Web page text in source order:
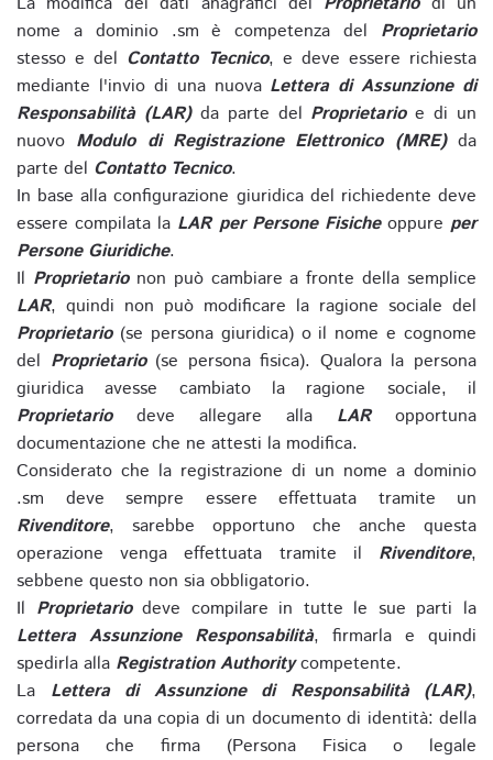
nome a dominio .sm è competenza del Proprietario
stesso e del Contatto Tecnico, e deve essere richiesta
mediante l'invio di una nuova Lettera di Assunzione di
Responsabilità (LAR)da parte del Proprietarioe di un
nuovo Modulo di Registrazione Elettronico (MRE)da
parte del Contatto Tecnico.
In base alla configurazione giuridica del richiedente deve
essere compilata la LAR per Persone Fisicheoppure per
Persone Giuridiche.
Il Proprietarionon può cambiare a fronte della semplice
LAR, quindi non può modificare la ragione sociale del
Proprietario(se persona giuridica) o il nome e cognome
del Proprietario(se persona fisica). Qualora la persona
giuridica avesse cambiato la ragione sociale, il
Proprietariodeve allegare alla LARopportuna
documentazione che ne attesti la modifica.
Considerato che la registrazione di un nome a dominio
.sm deve sempre essere effettuata tramite un
Rivenditore, sarebbe opportuno che anche questa
operazione venga effettuata tramite il Rivenditore,
sebbene questo non sia obbligatorio.
Il Proprietariodeve compilare in tutte le sue parti la
Lettera Assunzione Responsabilità, firmarla e quindi
spedirla alla Registration Authoritycompetente.
La Lettera di Assunzione di Responsabilità (LAR),
corredata da una copia di un documento di identità: della
persona che firma (Persona Fisica o legale